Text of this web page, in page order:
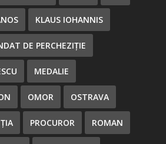
KLAUS IOHANNIS
DE PERCHEZIȚIE
MEDALIE
OMOR OSTRAVA
PROCUROR ROMAN